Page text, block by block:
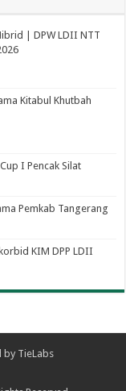
| DPW LDII NTT
Kitabul Khutbah
I Pencak Silat
Pemkab Tangerang
KIM DPP LDII
by TieLabs